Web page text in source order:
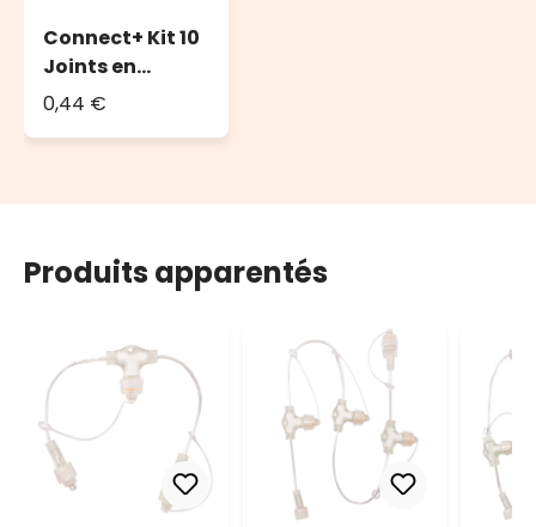
Connect+ Kit 10
Joints en
caoutchouc O-
0,44 €
Produits apparentés